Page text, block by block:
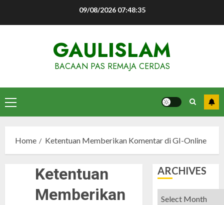
09/08/2026 07:48:35
GAULISLAM
BACAAN PAS REMAJA CERDAS
Primary
Menu
Home Ketentuan Memberikan Komentar di GI-Online
Ketentuan
Memberikan
ARCHIVES
Archives